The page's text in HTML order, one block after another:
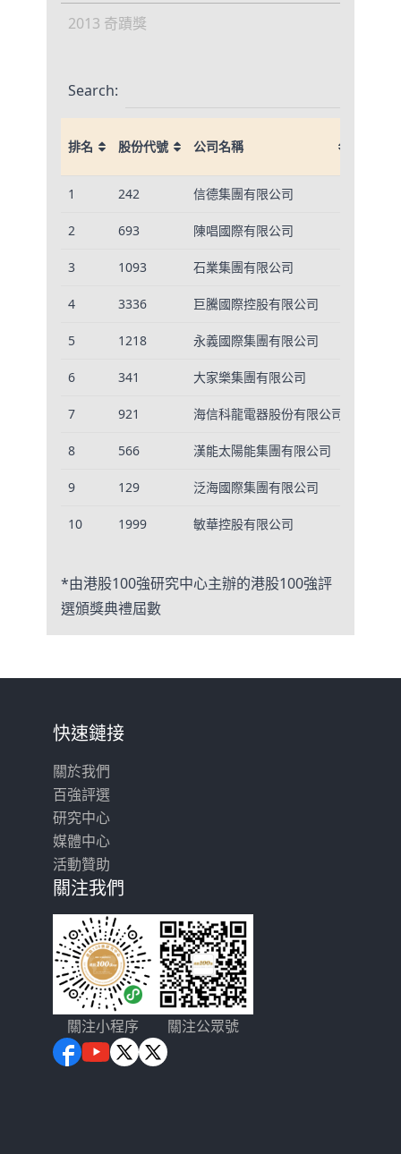
2013 奇蹟獎
Search:
排名 股份代號 公司名稱
公司名稱
1 242 信德集團有限公司
2 693 陳唱國際有限公司
3 1093 石業集團有限公司
4 3336 巨騰國際控股有限公司
5 1218 永義國際集團有限公司
6 341 大家樂集團有限公司
7 921 海信科龍電器股份有限公司
8 566 漢能太陽能集團有限公司
9 129 泛海國際集團有限公司
10 1999 敏華控股有限公司
*由港股100強研究中心主辦的港股100強評
選頒獎典禮屆數
快速鏈接
關於我們
百強評選
研究中心
媒體中心
活動贊助
關注我們
關注小程序 關注公眾號